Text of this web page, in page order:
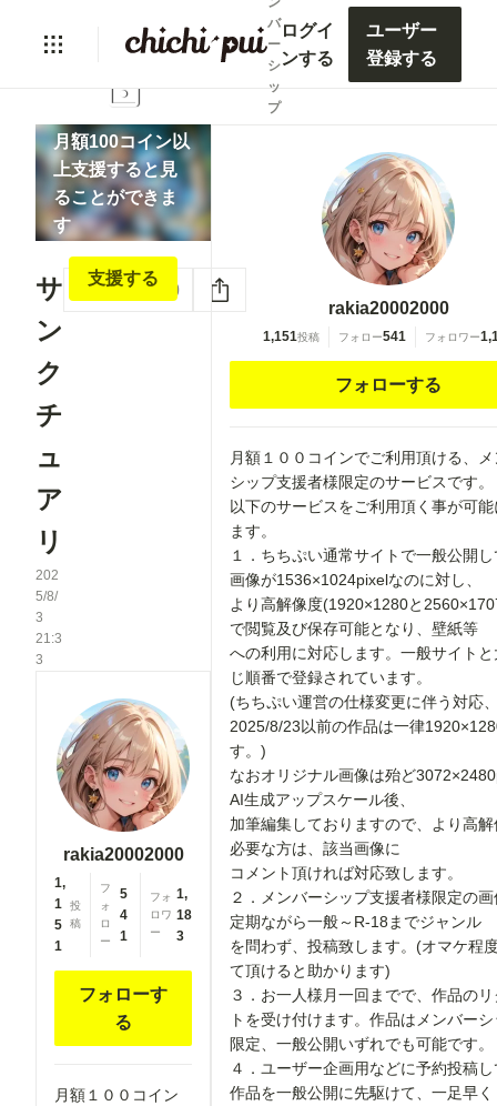
バ
ー
シ
ッ
プ
ログイ
ンする
ユーザー
登録する
lock
月額100コイン以
上支援すると見
ることができま
す
支援する
サ
ン
ク
チ
ュ
ア
リ
202
5/8/
3
21:3
3
いいね 0
rakia20002000
1,
1
5
1
投
稿
フ
ォ
ロ
ー
5
4
1
フォ
ロワ
ー
1,
18
3
フォローす
る
月額１００コイン
rakia20002000
1,151投稿 フォロー541 フォロワー
フォローする
月額１００コインでご利用頂ける、
シップ支援者様限定のサービスです。
以下のサービスをご利用頂く事が可
ます。
１．ちちぷい通常サイトで一般公開
画像が1536×1024pixelなのに対し、
より高解像度(1920×1280と
で閲覧及び保存可能となり、壁紙等
への利用に対応します。一般サイト
じ順番で登録されています。
(ちちぷい運営の仕様変更に伴う対応
2025/8/23以前の作品は一律
す。)
なおオリジナル画像は殆ど
AI生成アップスケール後、
加筆編集しておりますので、より高
必要な方は、該当画像に
コメント頂ければ対応致します。
２．メンバーシップ支援者様限定の
定期ながら一般～R-18までジャンル
を問わず、投稿致します。(オマケ程
て頂けると助かります)
３．お一人様月一回までで、作品の
トを受け付けます。作品はメンバー
限定、一般公開いずれでも可能です
４．ユーザー企画用などに予約投稿
作品を一般公開に先駆けて、一足早く